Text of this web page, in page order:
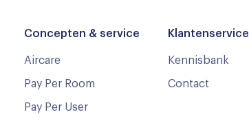
Concepten & service
Aircare
Pay Per Room
Pay Per User
Klantenservice
Kennisbank
Contact